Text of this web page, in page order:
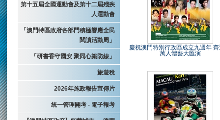
第十五屆全國運動會及第十二屆殘疾
人運動會
「澳門特區政府各部門積極響應全民
閱讀活動周」
「研書香守國安 聚同心築防線」
旅遊稅
2026年施政報告宣傳片
統一管理開考 - 電子報考
慶祝澳門特別行政區成立九週年
萬人體藝大匯演